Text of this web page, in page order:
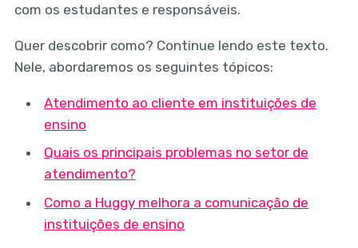
com os estudantes e responsáveis.
Quer descobrir como? Continue lendo este texto.
Nele, abordaremos os seguintes tópicos:
Atendimento ao cliente em instituições de
ensino
Quais os principais problemas no setor de
atendimento?
Como a Huggy melhora a comunicação de
instituições de ensino